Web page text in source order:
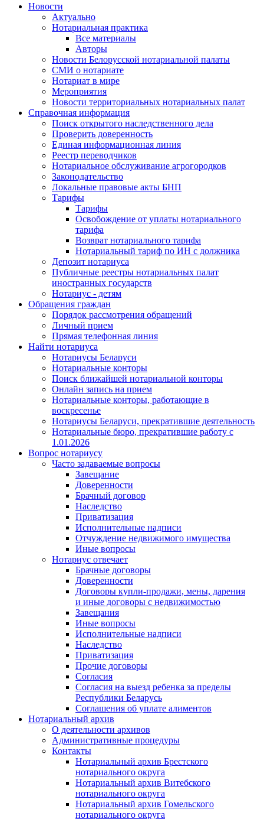
Новости
Актуально
Нотариальная практика
Все материалы
Авторы
Новости Белорусской нотариальной палаты
СМИ о нотариате
Нотариат в мире
Мероприятия
Новости территориальных нотариальных палат
Справочная информация
Поиск открытого наследственного дела
Проверить доверенность
Единая информационная линия
Реестр переводчиков
Нотариальное обслуживание агрогородков
Законодательство
Локальные правовые акты БНП
Тарифы
Тарифы
Освобождение от уплаты нотариального
тарифа
Возврат нотариального тарифа
Нотариальный тариф по ИН с должника
Депозит нотариуса
Публичные реестры нотариальных палат
иностранных государств
Нотариус - детям
Обращения граждан
Порядок рассмотрения обращений
Личный прием
Прямая телефонная линия
Найти нотариуса
Нотариусы Беларуси
Нотариальные конторы
Поиск ближайшей нотариальной конторы
Онлайн запись на прием
Нотариальные конторы, работающие в
воскресенье
Нотариусы Беларуси, прекратившие деятельность
Нотариальные бюро, прекратившие работу с
1.01.2026
Вопрос нотариусу
Часто задаваемые вопросы
Завещание
Доверенности
Брачный договор
Наследство
Приватизация
Исполнительные надписи
Отчуждение недвижимого имущества
Иные вопросы
Нотариус отвечает
Брачные договоры
Доверенности
Договоры купли-продажи, мены, дарения
и иные договоры с недвижимостью
Завещания
Иные вопросы
Исполнительные надписи
Наследство
Приватизация
Прочие договоры
Согласия
Согласия на выезд ребенка за пределы
Республики Беларусь
Соглашения об уплате алиментов
Нотариальный архив
О деятельности архивов
Административные процедуры
Контакты
Нотариальный архив Брестского
нотариального округа
Нотариальный архив Витебского
нотариального округа
Нотариальный архив Гомельского
нотариального округа